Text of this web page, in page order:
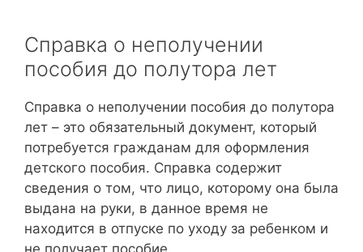
Справка о неполучении
пособия до полутора лет
Справка о неполучении пособия до полутора
лет – это обязательный документ, который
потребуется гражданам для оформления
детского пособия. Справка содержит
сведения о том, что лицо, которому она была
выдана на руки, в данное время не
находится в отпуске по уходу за ребенком и
не получает пособие.